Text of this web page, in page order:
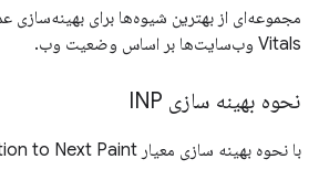
Vitals وب‌سایت‌ها بر اساس وضعیت وب.
نحوه بهینه سازی INP
با نحوه بهینه سازی معیار Interaction to Next Paint آشنا شوید.